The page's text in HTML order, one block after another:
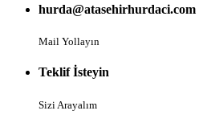
hurda@atasehirhurdaci.com
Mail Yollayın
Teklif İsteyin
Sizi Arayalım